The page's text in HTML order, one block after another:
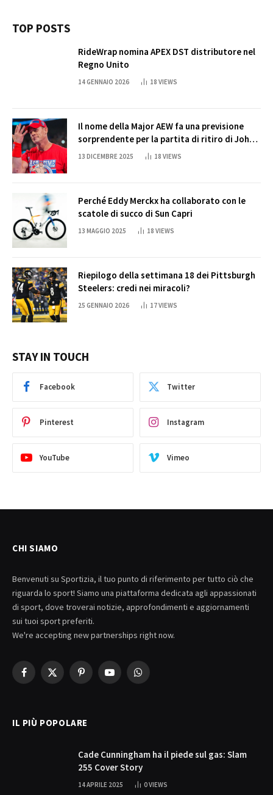
TOP POSTS
RideWrap nomina APEX DST distributore nel
Regno Unito
14 GENNAIO 2026 18 VIEWS
Il nome della Major AEW fa una previsione
sorprendente per la partita di ritiro di John
Cena
13 DICEMBRE 2025 18 VIEWS
Perché Eddy Merckx ha collaborato con le
scatole di succo di Sun Capri
13 MAGGIO 2025 18 VIEWS
Riepilogo della settimana 18 dei Pittsburgh
Steelers: credi nei miracoli?
25 GENNAIO 2026 17VIEWS
STAY IN TOUCH
Facebook Twitter
Pinterest Instagram
YouTube Vimeo
CHI SIAMO
Benvenuti su Sportizia, il tuo punto di riferimento per tutto ciò che
riguarda lo sport! Siamo una piattaforma dedicata agli appassionati
di sport, dove troverai notizie, approfondimenti e aggiornamenti
sui tuoi sport preferiti.
We're accepting new partnerships right now.
Facebook
X
PinterestYouTubeWhatsApp
IL PIÙ POPOLARE
Cade Cunningham ha il piede sul gas: Slam
255 Cover Story
14 APRILE 2025 0VIEWS